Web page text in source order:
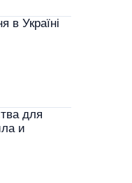
в Україні
для
и